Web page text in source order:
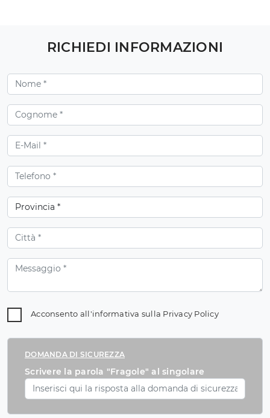
RICHIEDI INFORMAZIONI
Acconsento all'informativa sulla Privacy Policy
DOMANDA DI SICUREZZA
Scrivere la parola "Fragole" al singolare